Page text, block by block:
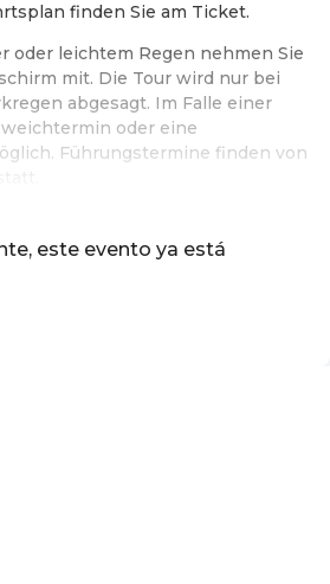
finden Sie am Ticket.
oder leichtem Regen nehmen Sie
mit. Die Tour wird nur bei
abgesagt. Im Falle einer
oder eine
Führungstermine finden von
este evento ya está